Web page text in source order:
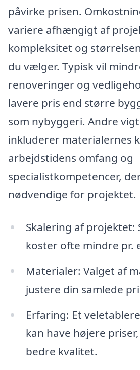
påvirke prisen.
variere afhængigt af
kompleksitet og
du vælger. Typisk vil
renoveringer og
lavere pris end større
som nybyggeri. Andre
inkluderer materialernes
arbejdstidens omfang og
specialistkompetencer,
nødvendige for projektet.
Skalering af
koster ofte mindre pr.
Materialer: Valget af
justere din samlede
Erfaring: Et
kan have højere
bedre kvalitet.